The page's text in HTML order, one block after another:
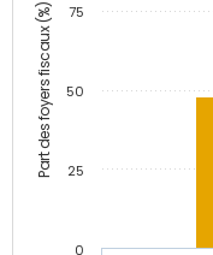
Part des foyers fiscaux (%)
0
25
50
75